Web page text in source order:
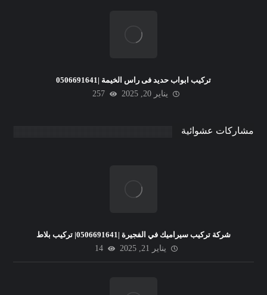
تركيب ابواب حديد فى راس الخيمة |0506691641
يناير 20, 2025
257
مشاركات عشوائية
شركة تركيب سيراميك في الفجيرة |0506691641| تركيب بلاط
يناير 21, 2025
14